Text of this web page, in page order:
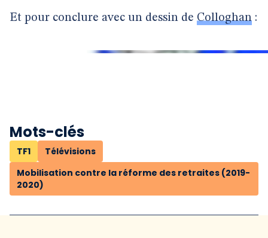
Et pour conclure avec un dessin de Colloghan :
Mots-clés
TF1
Télévisions
Mobilisation contre la réforme des retraites (2019-
2020)